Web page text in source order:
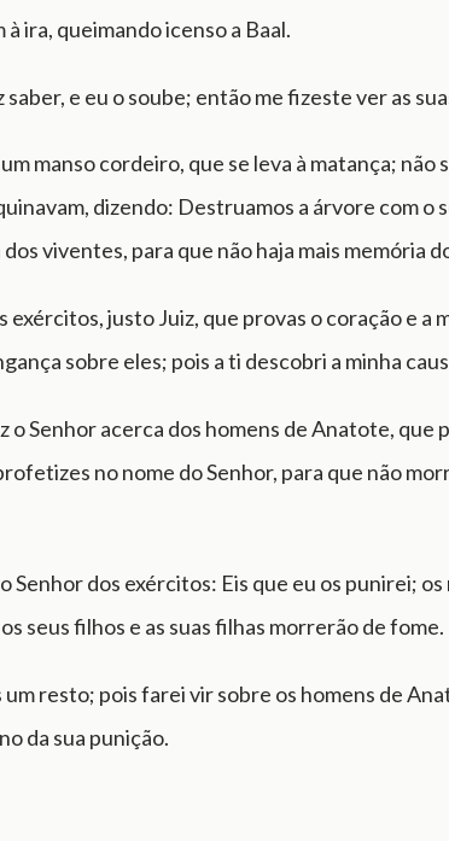
ira, queimando icenso a Baal.
saber, e eu o soube; então me fizeste ver as
manso cordeiro, que se leva à matança; não
dizendo: Destruamos a árvore com o
viventes, para que não haja mais memória
exércitos, justo Juiz, que provas o coração e a
sobre eles; pois a ti descobri a minha
o Senhor acerca dos homens de Anatote, que
no nome do Senhor, para que não
Senhor dos exércitos: Eis que eu os punirei;
seus filhos e as suas filhas morrerão de fome.
um resto; pois farei vir sobre os homens de
da sua punição.